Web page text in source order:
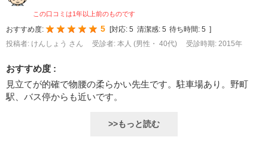
この口コミは1年以上前のものです
おすすめ度: 5 対応: 5 清潔感: 5 待ち時間: 5
投稿者: けんしょう さん
受診者: 本人 (男性・ 40代) 受診時期: 2015年
おすすめ度 :
見立てが的確で物腰の柔らかい先生です。駐車場あり。野町
駅、バス停からも近いです。
>>もっと読む